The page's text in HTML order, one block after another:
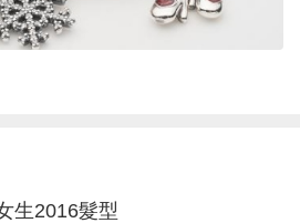
生2016髮型